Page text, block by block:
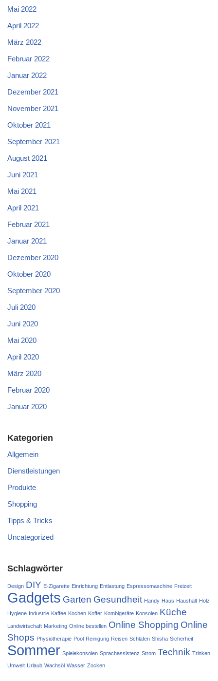
Mai 2022
April 2022
März 2022
Februar 2022
Januar 2022
Dezember 2021
November 2021
Oktober 2021
September 2021
August 2021
Juni 2021
Mai 2021
April 2021
Februar 2021
Januar 2021
Dezember 2020
Oktober 2020
September 2020
Juli 2020
Juni 2020
Mai 2020
April 2020
März 2020
Februar 2020
Januar 2020
Kategorien
Allgemein
Dienstleistungen
Produkte
Shopping
Tipps & Tricks
Uncategorized
Schlagwörter
Design DIY E-Zigarette Einrichtung Entlastung Espressomaschine Freizeit
Gadgets Garten Gesundheit Handy Haus Haushalt Holz
Hygiene Industrie Kaffee Kochen Koffer Kombigeräte Konsolen Küche
Landwirtschaft Marketing Online bestellen Online Shopping Online
Shops Physiotherapie Pool Reinigung Reisen Schlafen Shisha Sicherheit
Sommer Spielekonsolen Sprachassistenz Strom Technik Trinken
Umwelt Urlaub Wachsöl Wasser Zocken